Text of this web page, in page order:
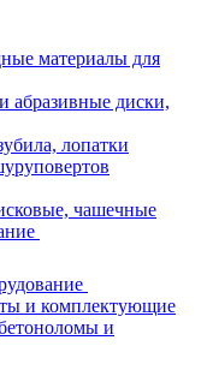
материалы для
абразивные диски,
лопатки
чашечные
и комплектующие
и